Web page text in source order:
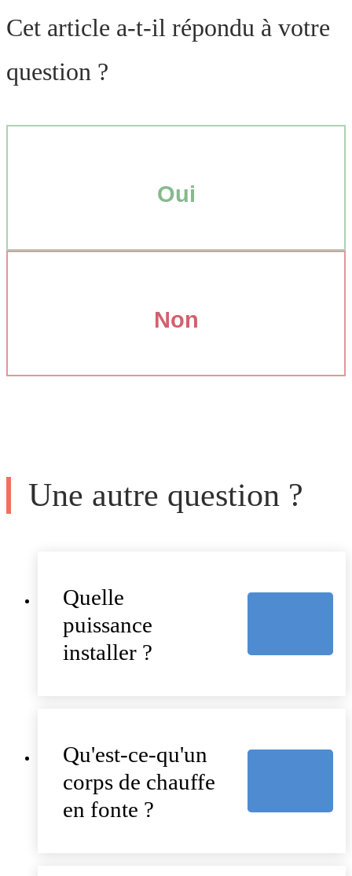
Cet article a-t-il répondu à votre
question ?
Oui
Non
Une autre question ?
Quelle
puissance
installer ?
Qu'est-ce-qu'un
corps de chauffe
en fonte ?